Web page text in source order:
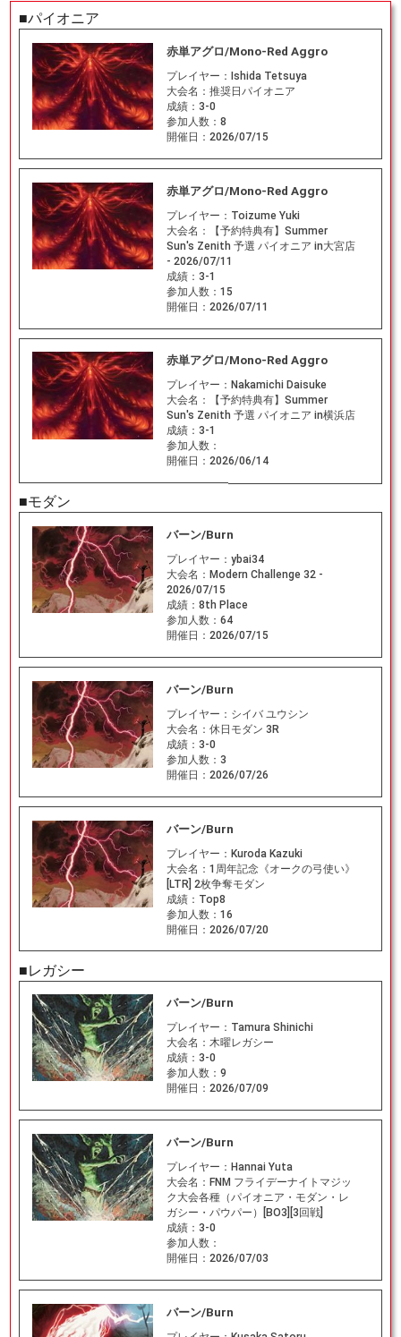
■パイオニア
赤単アグロ/Mono-Red Aggro
プレイヤー： Ishida Tetsuya
大会名： 推奨日パイオニア
成績： 3-0
参加人数： 8
開催日： 2026/07/15
赤単アグロ/Mono-Red Aggro
プレイヤー： Toizume Yuki
大会名：
【予約特典有】Summer
Sun's Zenith 予選 パイオニア in大宮店
- 2026/07/11
成績： 3-1
参加人数： 15
開催日： 2026/07/11
赤単アグロ/Mono-Red Aggro
プレイヤー： Nakamichi Daisuke
大会名：
【予約特典有】Summer
Sun's Zenith 予選 パイオニア in横浜店
成績： 3-1
参加人数：
開催日： 2026/06/14
■モダン
バーン/Burn
プレイヤー： ybai34
大会名： Modern Challenge 32 -
2026/07/15
成績： 8th Place
参加人数： 64
開催日： 2026/07/15
バーン/Burn
プレイヤー： シイバ ユウシン
大会名： 休日モダン 3R
成績： 3-0
参加人数： 3
開催日： 2026/07/26
バーン/Burn
プレイヤー： Kuroda Kazuki
大会名： 1周年記念《オークの弓使い》
[LTR] 2枚争奪モダン
成績： Top8
参加人数： 16
開催日： 2026/07/20
■レガシー
バーン/Burn
プレイヤー： Tamura Shinichi
大会名： 木曜レガシー
成績： 3-0
参加人数： 9
開催日： 2026/07/09
バーン/Burn
プレイヤー： Hannai Yuta
大会名： FNM フライデーナイトマジッ
ク大会各種（パイオニア・モダン・レ
ガシー・パウパー）[BO3][3回戦]
成績： 3-0
参加人数：
開催日： 2026/07/03
バーン/Burn